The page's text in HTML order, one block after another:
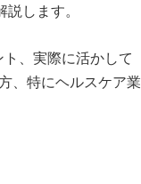
します。
、実際に活かして
、特にヘルスケア業